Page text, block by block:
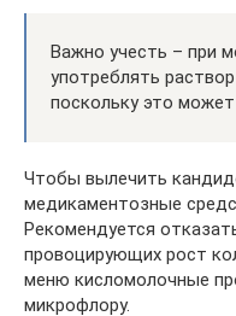
Важно учесть – при
употреблять
поскольку это может
Чтобы вылечить
медикаментозные
Рекомендуется
провоцирующих рост
меню кисломолочные
микрофлору.